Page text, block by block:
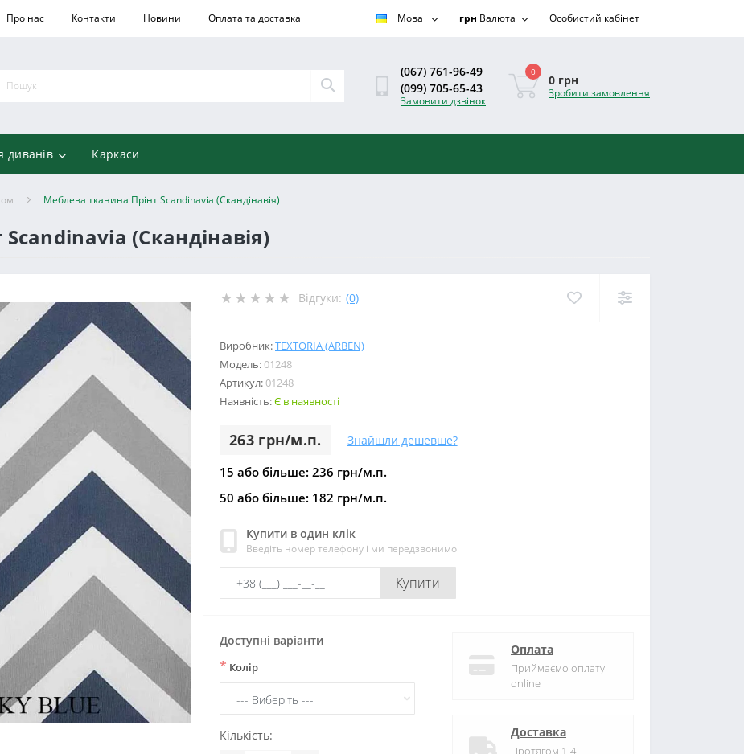
Про нас Контакти Новини Оплата та доставка Мова грн Валюта Особистий кабінет
(067) 761-96-49
(099) 705-65-43
Замовити дзвінок
0
0 грн
Зробити замовлення
диванів Каркаси
Меблева тканина Прінт Scandinavia (Скандінавія)
(Скандінавія)
Відгуки: (0)
Виробник:TEXTORIA (ARBEN)
Модель:01248
Артикул:01248
Наявність:Є в наявності
263 грн/м.п. Знайшли дешевше?
15 або більше: 236 грн/м.п.
50 або більше: 182 грн/м.п.
Купити в один клік
Введіть номер телефону і ми передзвонимо
Купити
Доступні варіанти
* Колір
Кількість:
Оплата
Приймаємо оплату
online
Доставка
Протягом 1-4